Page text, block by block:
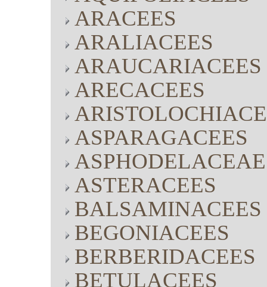
ARACEES
ARALIACEES
ARAUCARIACEES
ARECACEES
ASPARAGACEES
ASPHODELACEAE
ASTERACEES
BALSAMINACEES
BEGONIACEES
BERBERIDACEES
BETULACEES